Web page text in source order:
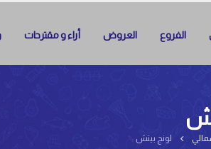
الفروع العروض أراء و مقترحات
لونج بيتش